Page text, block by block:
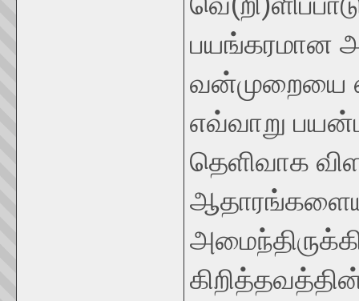
பயங்கரமான
வன்முறையை
எவ்வாறு
தெளிவாக